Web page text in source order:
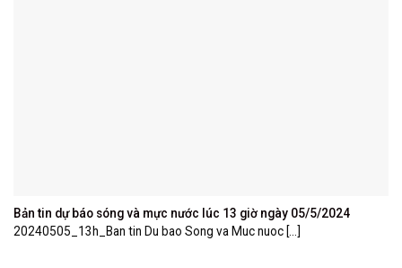
Bản tin dự báo sóng và mực nước lúc 13 giờ ngày 05/5/2024
20240505_13h_Ban tin Du bao Song va Muc nuoc [...]